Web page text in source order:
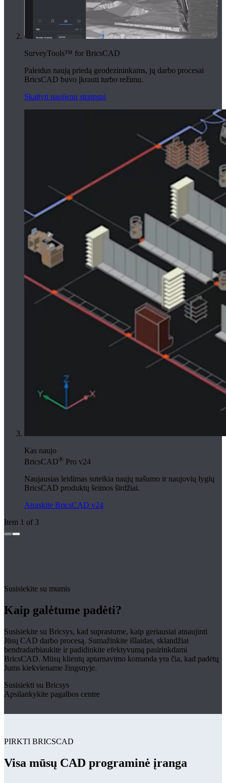
SurveyTools™ for BricsCAD
Paleidus naują priedą geodezininkams, jų darbo procesai
BricsCAD buvo įkrauti turbo režimu.
Skaityti naujienų straipsnį
Kas naujo
BricsCAD® Pro v24
Naujausias leidimas suteikia naujų našumo ir naujovių lygių
BricsCAD produktų šeimos širdžiai.
Atraskite BricsCAD v24
Item 1 of 3
Susisiekite su mumis
Kaip galėtume padėti?
Susisiekite su Bricsys, kad suprastume, kaip geriausiai atnaujinti
Jūsų CAD darbo procesą. Sumažinkite išlaidas, sklandžiai
bendradarbiaukite ir padidinkite efektyvumą pasirinkdami
BricsCAD. Mūsų klientų aptarnavimo komanda yra čia, kad padėtų
Jums kiekviename žingsnyje.
Susisiekti su Bricsys
Apsilankykite pagalbos centre
PIRKTI BRICSCAD
Visa mūsų CAD programinė įranga